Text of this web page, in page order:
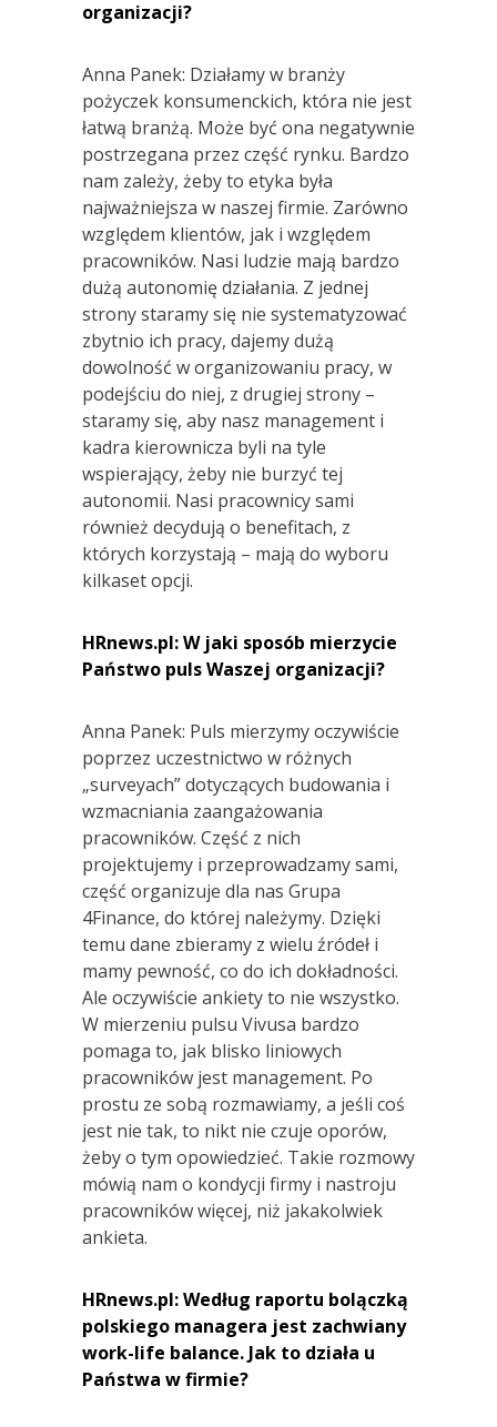
organizacji?
Anna Panek: Działamy w branży
pożyczek konsumenckich, która nie jest
łatwą branżą. Może być ona negatywnie
postrzegana przez część rynku. Bardzo
nam zależy, żeby to etyka była
najważniejsza w naszej firmie. Zarówno
względem klientów, jak i względem
pracowników. Nasi ludzie mają bardzo
dużą autonomię działania. Z jednej
strony staramy się nie systematyzować
zbytnio ich pracy, dajemy dużą
dowolność w organizowaniu pracy, w
podejściu do niej, z drugiej strony –
staramy się, aby nasz management i
kadra kierownicza byli na tyle
wspierający, żeby nie burzyć tej
autonomii. Nasi pracownicy sami
również decydują o benefitach, z
których korzystają – mają do wyboru
kilkaset opcji.
HRnews.pl: W jaki sposób mierzycie
Państwo puls Waszej organizacji?
Anna Panek: Puls mierzymy oczywiście
poprzez uczestnictwo w różnych
„surveyach” dotyczących budowania i
wzmacniania zaangażowania
pracowników. Część z nich
projektujemy i przeprowadzamy sami,
część organizuje dla nas Grupa
4Finance, do której należymy. Dzięki
temu dane zbieramy z wielu źródeł i
mamy pewność, co do ich dokładności.
Ale oczywiście ankiety to nie wszystko.
W mierzeniu pulsu Vivusa bardzo
pomaga to, jak blisko liniowych
pracowników jest management. Po
prostu ze sobą rozmawiamy, a jeśli coś
jest nie tak, to nikt nie czuje oporów,
żeby o tym opowiedzieć. Takie rozmowy
mówią nam o kondycji firmy i nastroju
pracowników więcej, niż jakakolwiek
ankieta.
HRnews.pl: Według raportu bolączką
polskiego managera jest zachwiany
work-life balance. Jak to działa u
Państwa w firmie?